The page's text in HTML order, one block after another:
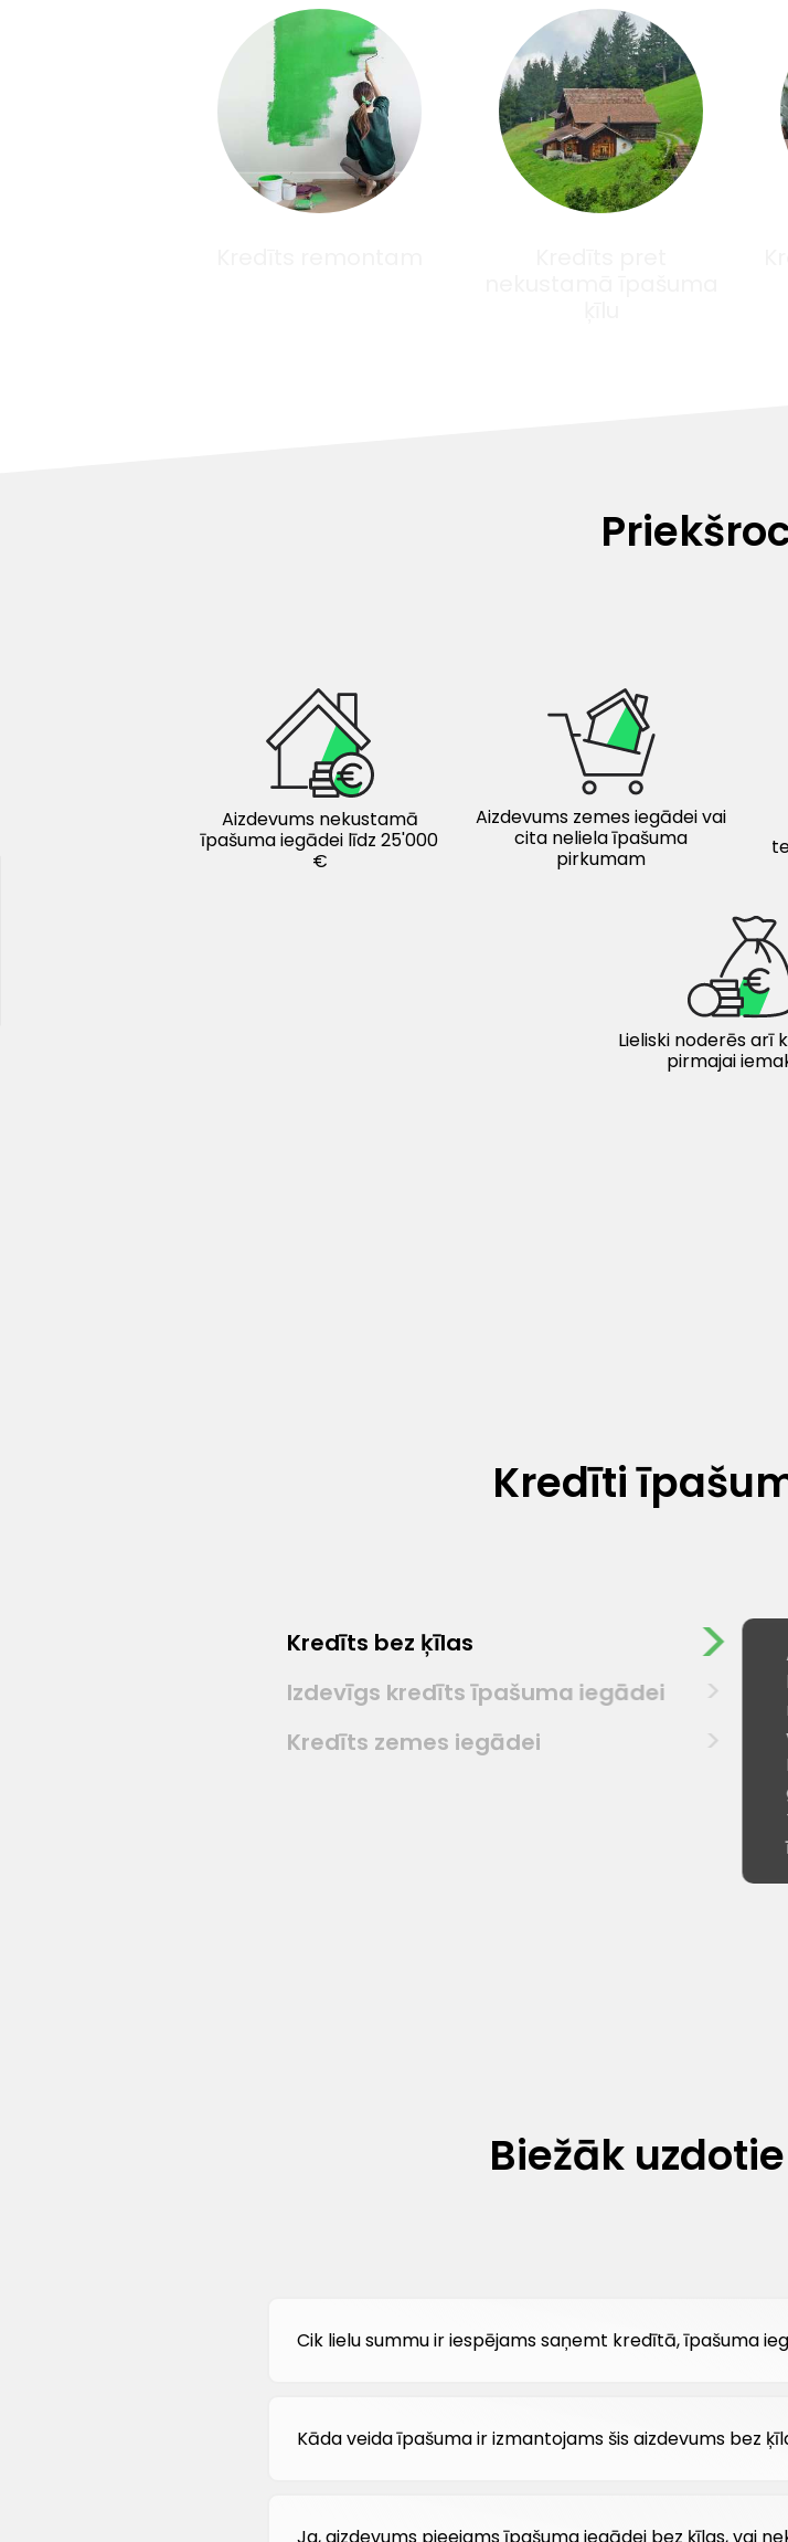
Aizdevums nekustamā
īpašuma iegādei līdz 25'000
€
Aizdevums zemes iegādei vai
cita neliela īpašuma
pirkumam
Lieliski noderēs arī
pirmajai
Kredīti
Kredīts bez ķīlas
Izdevīgs kredīts īpašuma iegādei
Kredīts zemes iegādei
Biežāk
Cik lielu summu ir iespējams saņemt kredītā, īpašuma
Kāda veida īpašuma ir izmantojams šis aizdevums bez